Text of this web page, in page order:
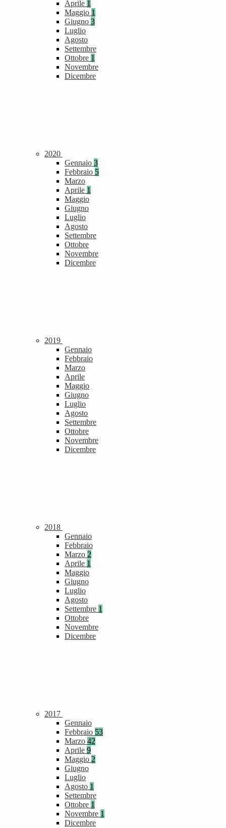
Aprile 1
Maggio 1
Giugno 3
Luglio
Agosto
Settembre
Ottobre 1
Novembre
Dicembre
2020
Gennaio 3
Febbraio 5
Marzo
Aprile 1
Maggio
Giugno
Luglio
Agosto
Settembre
Ottobre
Novembre
Dicembre
2019
Gennaio
Febbraio
Marzo
Aprile
Maggio
Giugno
Luglio
Agosto
Settembre
Ottobre
Novembre
Dicembre
2018
Gennaio
Febbraio
Marzo 2
Aprile 1
Maggio
Giugno
Luglio
Agosto
Settembre 1
Ottobre
Novembre
Dicembre
2017
Gennaio
Febbraio 53
Marzo 42
Aprile 9
Maggio 2
Giugno
Luglio
Agosto 1
Settembre
Ottobre 1
Novembre 1
Dicembre